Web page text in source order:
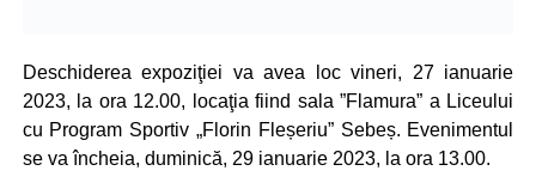
Deschiderea expoziţiei va avea loc vineri, 27 ianuarie
2023, la ora 12.00, locaţia fiind sala ”Flamura” a Liceului
cu Program Sportiv „Florin Fleșeriu” Sebeș. Evenimentul
se va încheia, duminică, 29 ianuarie 2023, la ora 13.00.